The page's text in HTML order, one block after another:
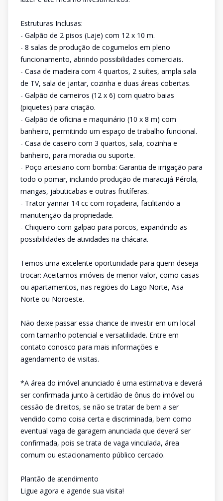
Estruturas Inclusas:
- Galpão de 2 pisos (Laje) com 12 x 10 m.
- 8 salas de produção de cogumelos em pleno
funcionamento, abrindo possibilidades comerciais.
- Casa de madeira com 4 quartos, 2 suítes, ampla sala
de TV, sala de jantar, cozinha e duas áreas cobertas.
- Galpão de carneiros (12 x 6) com quatro baias
(piquetes) para criação.
- Galpão de oficina e maquinário (10 x 8 m) com
banheiro, permitindo um espaço de trabalho funcional.
- Casa de caseiro com 3 quartos, sala, cozinha e
banheiro, para moradia ou suporte.
- Poço artesiano com bomba: Garantia de irrigação para
todo o pomar, incluindo produção de maracujá Pérola,
mangas, jabuticabas e outras frutíferas.
- Trator yannar 14 cc com roçadeira, facilitando a
manutenção da propriedade.
- Chiqueiro com galpão para porcos, expandindo as
possibilidades de atividades na chácara.
Temos uma excelente oportunidade para quem deseja
trocar: Aceitamos imóveis de menor valor, como casas
ou apartamentos, nas regiões do Lago Norte, Asa
Norte ou Noroeste.
Não deixe passar essa chance de investir em um local
com tamanho potencial e versatilidade. Entre em
contato conosco para mais informações e
agendamento de visitas.
*A área do imóvel anunciado é uma estimativa e deverá
ser confirmada junto à certidão de ônus do imóvel ou
cessão de direitos, se não se tratar de bem a ser
vendido como coisa certa e discriminada, bem como
eventual vaga de garagem anunciada que deverá ser
confirmada, pois se trata de vaga vinculada, área
comum ou estacionamento público cercado.
Plantão de atendimento
Ligue agora e agende sua visita!